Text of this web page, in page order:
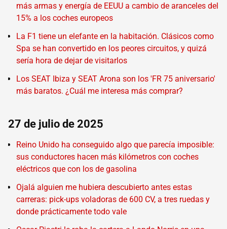
más armas y energía de EEUU a cambio de aranceles del
15% a los coches europeos
La F1 tiene un elefante en la habitación. Clásicos como
Spa se han convertido en los peores circuitos, y quizá
sería hora de dejar de visitarlos
Los SEAT Ibiza y SEAT Arona son los 'FR 75 aniversario'
más baratos. ¿Cuál me interesa más comprar?
27 de julio de 2025
Reino Unido ha conseguido algo que parecía imposible:
sus conductores hacen más kilómetros con coches
eléctricos que con los de gasolina
Ojalá alguien me hubiera descubierto antes estas
carreras: pick-ups voladoras de 600 CV, a tres ruedas y
donde prácticamente todo vale